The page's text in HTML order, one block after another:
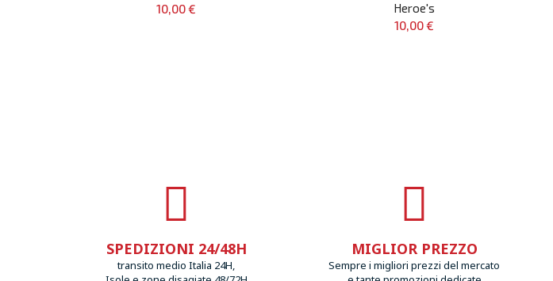
10,00 €
Heroe's
10,00 €
SPEDIZIONI 24/48H
transito medio Italia 24H,
MIGLIOR PREZZO
Sempre i migliori prezzi del mercato